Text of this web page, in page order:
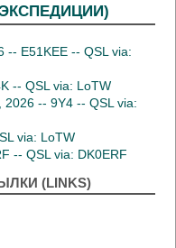
-- E51KEE -- QSL via:
-- QSL via: LoTW
2026 -- 9Y4 -- QSL via:
via: LoTW
-- QSL via: DK0ERF
(LINKS)